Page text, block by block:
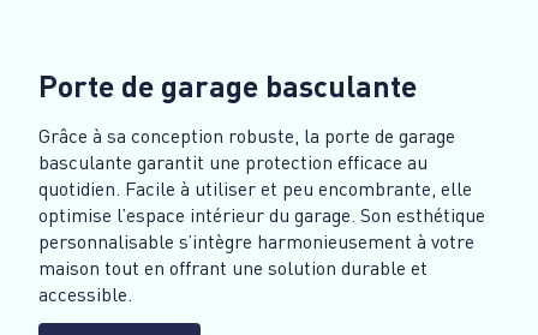
Porte de garage basculante
Grâce à sa conception robuste, la porte de garage
basculante garantit une protection efficace au
quotidien. Facile à utiliser et peu encombrante, elle
optimise l’espace intérieur du garage. Son esthétique
personnalisable s’intègre harmonieusement à votre
maison tout en offrant une solution durable et
accessible.